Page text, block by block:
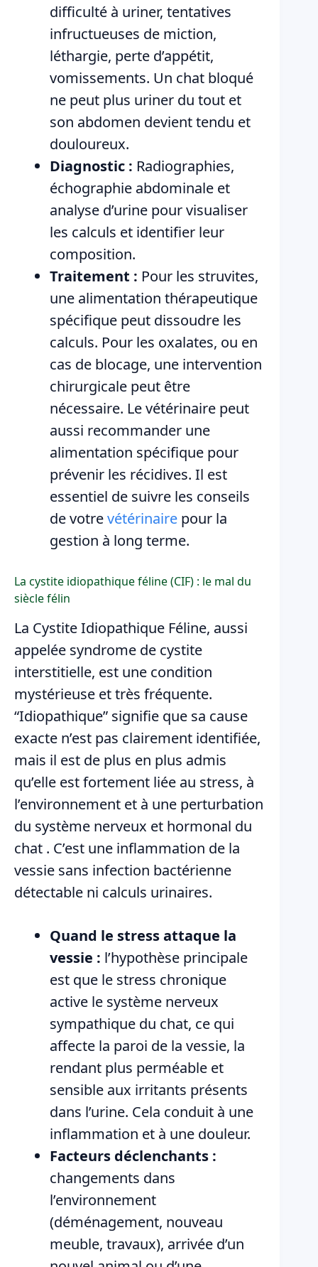
difficulté à uriner, tentatives
infructueuses de miction,
léthargie, perte d’appétit,
vomissements. Un chat bloqué
ne peut plus uriner du tout et
son abdomen devient tendu et
douloureux.
Diagnostic : Radiographies,
échographie abdominale et
analyse d’urine pour visualiser
les calculs et identifier leur
composition.
Traitement : Pour les struvites,
une alimentation thérapeutique
spécifique peut dissoudre les
calculs. Pour les oxalates, ou en
cas de blocage, une intervention
chirurgicale peut être
nécessaire. Le vétérinaire peut
aussi recommander une
alimentation spécifique pour
prévenir les récidives. Il est
essentiel de suivre les conseils
de votrevétérinaire pour la
gestion à long terme.
La cystite idiopathique féline (CIF) : le mal du
siècle félin
La Cystite Idiopathique Féline, aussi
appelée syndrome de cystite
interstitielle, est une condition
mystérieuse et très fréquente.
“Idiopathique” signifie que sa cause
exacte n’est pas clairement identifiée,
mais il est de plus en plus admis
qu’elle est fortement liée au stress, à
l’environnement et à une perturbation
du système nerveux et hormonal du
chat . C’est une inflammation de la
vessie sans infection bactérienne
détectable ni calculs urinaires.
Quand le stress attaque la
vessie : l’hypothèse principale
est que le stress chronique
active le système nerveux
sympathique du chat, ce qui
affecte la paroi de la vessie, la
rendant plus perméable et
sensible aux irritants présents
dans l’urine. Cela conduit à une
inflammation et à une douleur.
Facteurs déclenchants :
changements dans
l’environnement
(déménagement, nouveau
meuble, travaux), arrivée d’un